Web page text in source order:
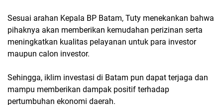
Sesuai arahan Kepala BP Batam, Tuty menekankan bahwa
pihaknya akan memberikan kemudahan perizinan serta
meningkatkan kualitas pelayanan untuk para investor
maupun calon investor.
Sehingga, iklim investasi di Batam pun dapat terjaga dan
mampu memberikan dampak positif terhadap
pertumbuhan ekonomi daerah.